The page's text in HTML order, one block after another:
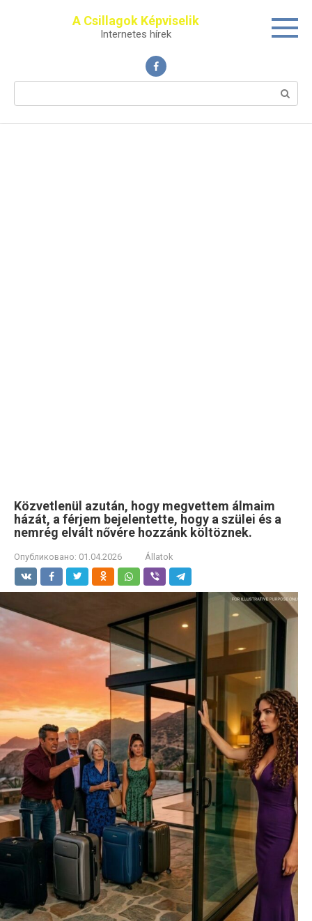
A Csillagok Képviselik
Internetes hírek
Поиск:
Közvetlenül azután, hogy megvettem álmaim
házát, a férjem bejelentette, hogy a szülei és a
nemrég elvált nővére hozzánk költöznek.
Опубликовано: 01.04.2026 Állatok